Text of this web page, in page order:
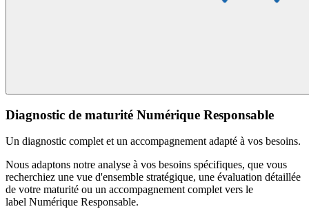
Diagnostic de maturité Numérique Responsable
Un diagnostic complet et un accompagnement adapté à vos besoins.
Nous adaptons notre analyse à vos besoins spécifiques, que vous
recherchiez une vue d'ensemble stratégique, une évaluation détaillée
de votre maturité ou un accompagnement complet vers le
label Numérique Responsable.